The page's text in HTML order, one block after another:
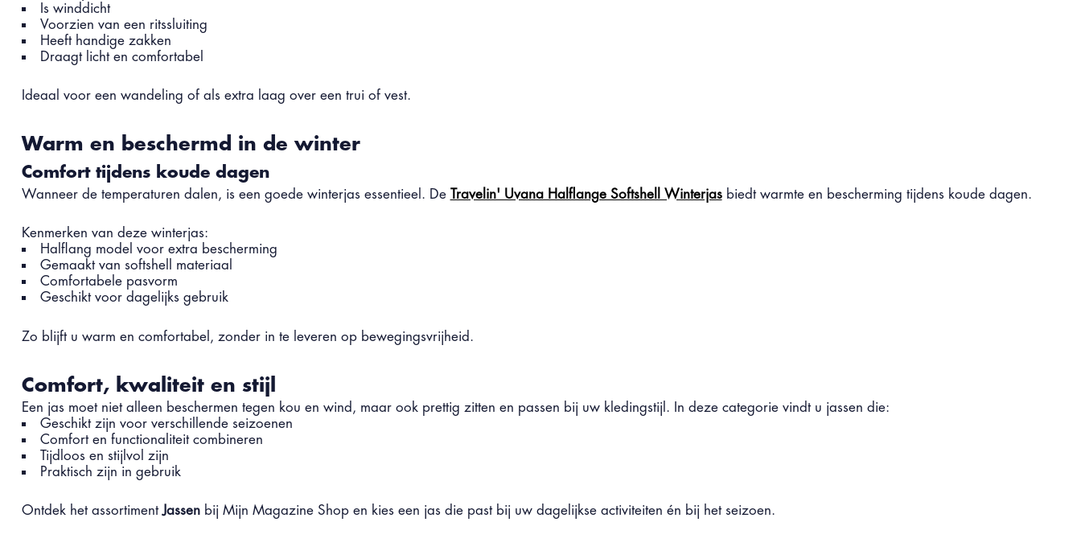
Is winddicht
Voorzien van een ritssluiting
Heeft handige zakken
Draagt licht en comfortabel
Ideaal voor een wandeling of als extra laag over een trui of vest.
Warm en beschermd in de winter
Comfort tijdens koude dagen
Wanneer de temperaturen dalen, is een goede winterjas essentieel. De Travelin' Uvana Halflange Softshell Winterjasbiedt warmte en bescherming tijdens koude dagen.
Kenmerken van deze winterjas:
Halflang model voor extra bescherming
Gemaakt van softshell materiaal
Comfortabele pasvorm
Geschikt voor dagelijks gebruik
Zo blijft u warm en comfortabel, zonder in te leveren op bewegingsvrijheid.
Comfort, kwaliteit en stijl
Een jas moet niet alleen beschermen tegen kou en wind, maar ook prettig zitten en passen bij uw kledingstijl. In deze categorie vindt u jassen die:
Geschikt zijn voor verschillende seizoenen
Comfort en functionaliteit combineren
Tijdloos en stijlvol zijn
Praktisch zijn in gebruik
Ontdek het assortimentJassenbij Mijn Magazine Shop en kies een jas die past bij uw dagelijkse activiteiten én bij het seizoen.